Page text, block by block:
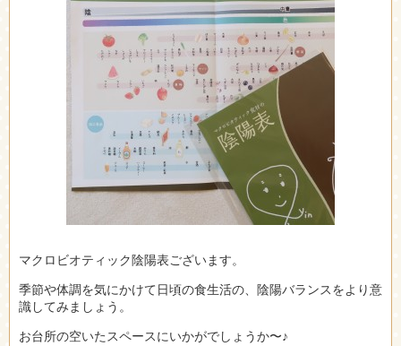
マクロビオティック陰陽表ございます。
季節や体調を気にかけて日頃の食生活の、陰陽バランスをより意
識してみましょう。
お台所の空いたスペースにいかがでしょうか〜♪